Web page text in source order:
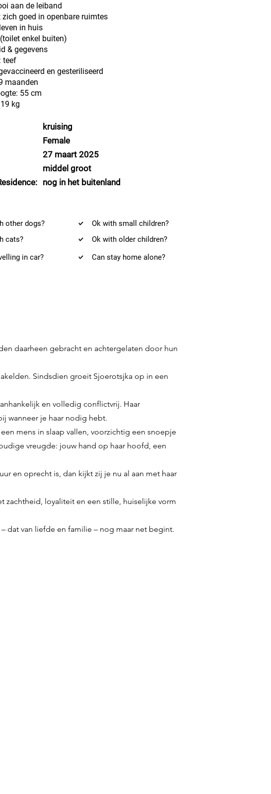
aan de leiband
zich goed in openbare ruimtes
in huis
enkel buiten)
& gegevens
teef
en gesteriliseerd
maanden
55 cm
kg
kruising
Female
27 maart 2025
middel groot
nog in het buitenland
other dogs?
cats?
in car?
Ok with small children?
Ok with older children?
Can stay home alone?
daarheen gebracht en achtergelaten door hun
Sindsdien groeit Sjoerotsjka op in een
en volledig conflictvrij. Haar
wanneer je haar nodig hebt.
mens in slaap vallen, voorzichtig een snoepje
vreugde: jouw hand op haar hoofd, een
en oprecht is, dan kijkt zij je nu al aan met haar
zachtheid, loyaliteit en een stille, huiselijke vorm
dat van liefde en familie – nog maar net begint.